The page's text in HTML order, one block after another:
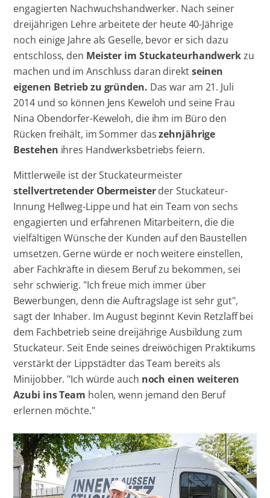
engagierten Nachwuchshandwerker. Nach seiner
dreijährigen Lehre arbeitete der heute 40-Jährige
noch einige Jahre als Geselle, bevor er sich dazu
entschloss, den Meister im Stuckateurhandwerkzu
machen und im Anschluss daran direktseinen
eigenen Betrieb zu gründen. Das war am 21. Juli
2014 und so können Jens Keweloh und seine Frau
Nina Obendorfer-Keweloh, die ihm im Büro den
Rücken freihält, im Sommer daszehnjährige
Bestehen ihres Handwerksbetriebs feiern.
Mittlerweile ist der Stuckateurmeister
stellvertretender Obermeisterder Stuckateur-
Innung Hellweg-Lippe und hat ein Team von sechs
engagierten und erfahrenen Mitarbeitern, die die
vielfältigen Wünsche der Kunden auf den Baustellen
umsetzen. Gerne würde er noch weitere einstellen,
aber Fachkräfte in diesem Beruf zu bekommen, sei
sehr schwierig. "Ich freue mich immer über
Bewerbungen, denn die Auftragslage ist sehr gut",
sagt der Inhaber. Im August beginnt Kevin Retzlaff bei
dem Fachbetrieb seine dreijährige Ausbildung zum
Stuckateur. Seit Ende seines dreiwöchigen Praktikums
verstärkt der Lippstädter das Team bereits als
Minijobber. "Ich würde auch noch einen weiteren
Azubi ins Team holen, wenn jemand den Beruf
erlernen möchte."